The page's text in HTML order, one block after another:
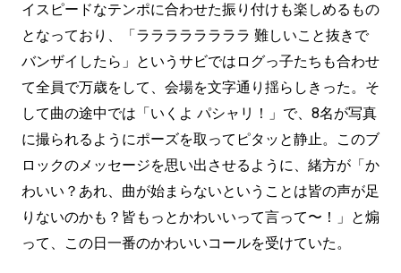
イスピードなテンポに合わせた振り付けも楽しめるもの
となっており、「ララララララララ 難しいこと抜きで
バンザイしたら」というサビではログっ子たちも合わせ
て全員で万歳をして、会場を文字通り揺らしきった。そ
して曲の途中では「いくよ パシャリ！」で、8名が写真
に撮られるようにポーズを取ってピタッと静止。このブ
ロックのメッセージを思い出させるように、緒方が「か
わいい？あれ、曲が始まらないということは皆の声が足
りないのかも？皆もっとかわいいって言って〜！」と煽
って、この日一番のかわいいコールを受けていた。